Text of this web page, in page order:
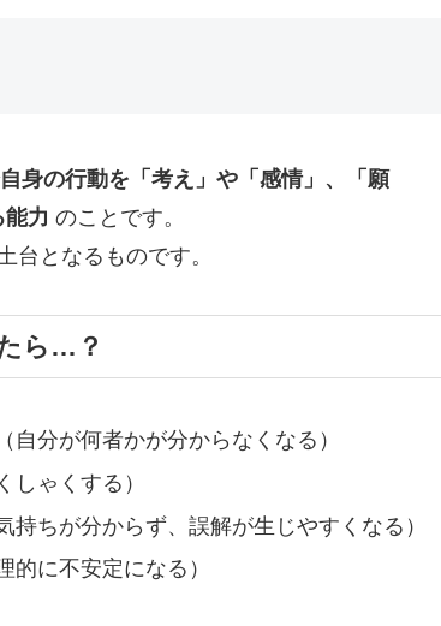
身の行動を「考え」や「感情」、「願
力 のことです。
台となるものです。
ら…？
自分が何者かが分からなくなる）
しゃくする）
持ちが分からず、誤解が生じやすくなる）
的に不安定になる）